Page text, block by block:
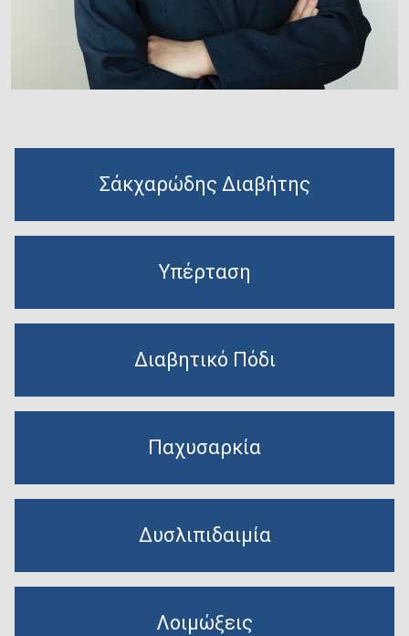
Σάκχαρώδης Διαβήτης
Υπέρταση
Διαβητικό Πόδι
Παχυσαρκία
Δυσλιπιδαιμία
Λοιμώξεις